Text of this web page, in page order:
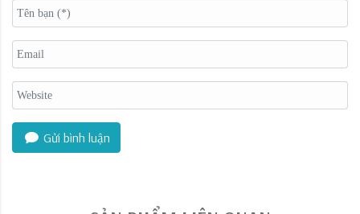
Gửi bình luận